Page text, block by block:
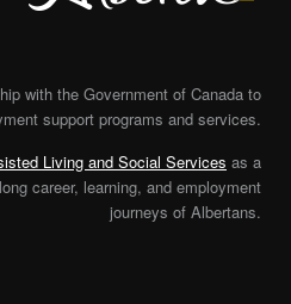
with the Government of Canada to
support programs and services.
Living and Social Services as a
career, learning, and employment
journeys of Albertans.